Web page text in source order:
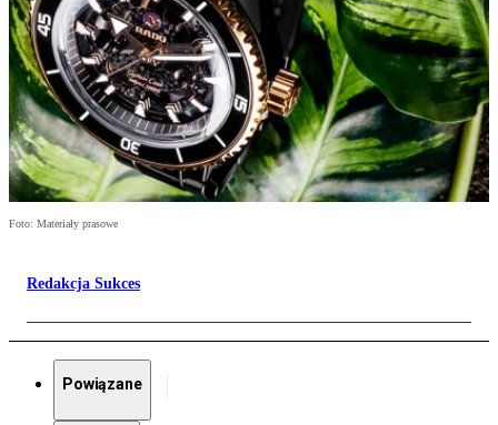
Foto: Materiały prasowe
Redakcja Sukces
Powiązane